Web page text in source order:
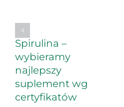
Spirulina –
wybieramy
najlepszy
suplement wg
certyfikatów